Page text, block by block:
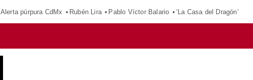
Alerta púrpura CdMx Rubén Lira Pablo Víctor Balario ‘La Casa del Dragón’